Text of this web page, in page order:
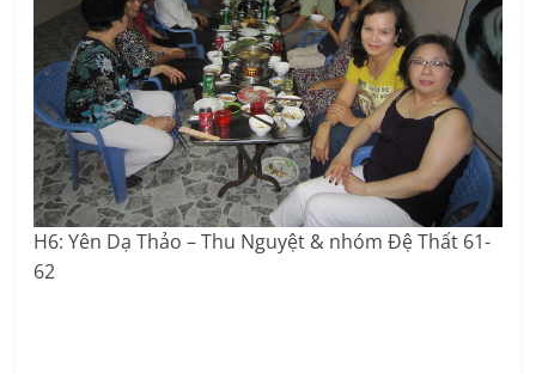
H6: Yên Dạ Thảo – Thu Nguyệt & nhóm Đệ Thất 61-
62